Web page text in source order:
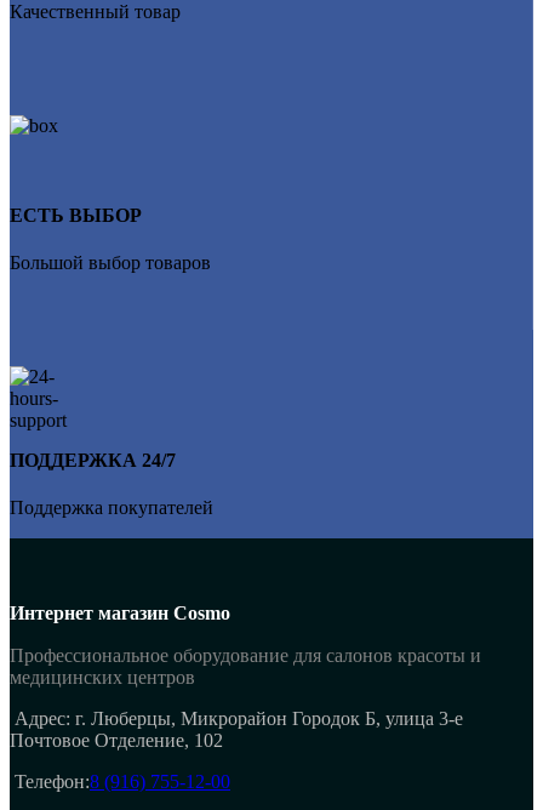
Качественный товар
ЕСТЬ ВЫБОР
Большой выбор товаров
ПОДДЕРЖКА 24/7
Поддержка покупателей
Интернет магазин Cosmo
Профессиональное оборудование для салонов красоты и
медицинских центров
Адрес: г. Люберцы, Микрорайон Городок Б, улица 3-е
Почтовое Отделение, 102
Телефон:8 (916) 755-12-00